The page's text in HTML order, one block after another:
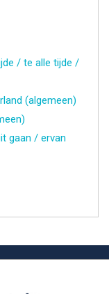
/ te alle tijde /
(algemeen)
gaan / ervan